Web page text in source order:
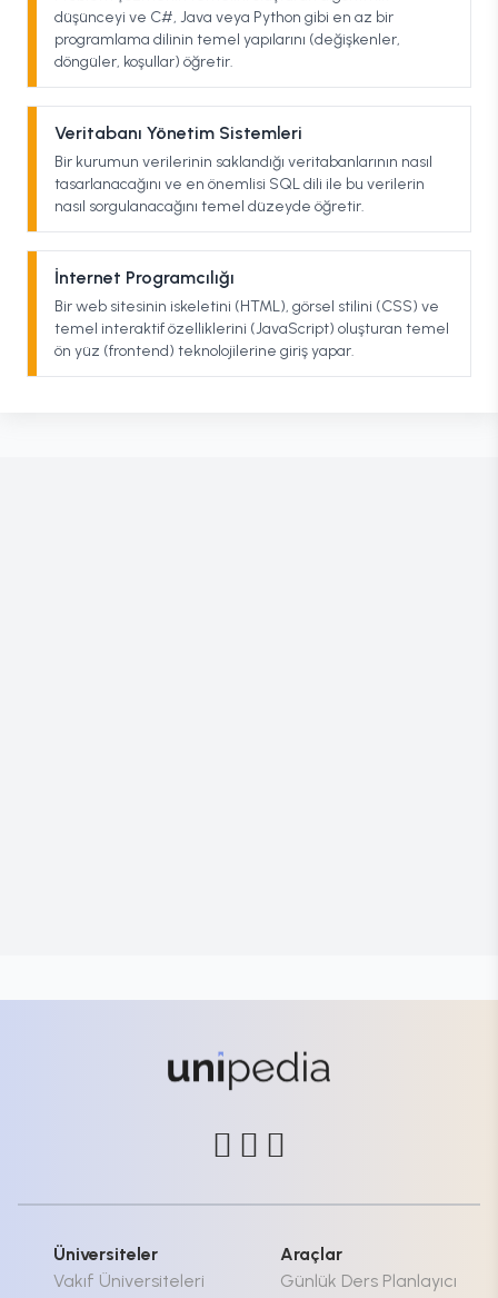
düşünceyi ve C#, Java veya Python gibi en az bir
programlama dilinin temel yapılarını (değişkenler,
döngüler, koşullar) öğretir.
Veritabanı Yönetim Sistemleri
Bir kurumun verilerinin saklandığı veritabanlarının nasıl
tasarlanacağını ve en önemlisi SQL dili ile bu verilerin
nasıl sorgulanacağını temel düzeyde öğretir.
İnternet Programcılığı
Bir web sitesinin iskeletini (HTML), görsel stilini (CSS) ve
temel interaktif özelliklerini (JavaScript) oluşturan temel
ön yüz (frontend) teknolojilerine giriş yapar.
Üniversiteler
Vakıf Üniversiteleri
Araçlar
Günlük Ders Planlayıcı